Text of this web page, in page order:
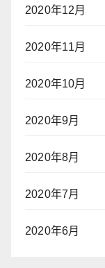
2020年12月
2020年11月
2020年10月
2020年9月
2020年8月
2020年7月
2020年6月